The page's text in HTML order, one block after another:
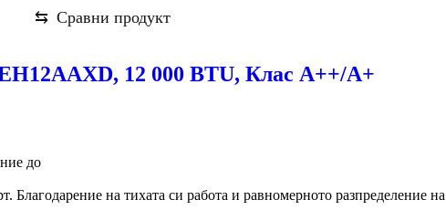
⇆ Сравни продукт
12 000 BTU, Клас А++/А+
до
на тихата си работа и равномерното разпределение